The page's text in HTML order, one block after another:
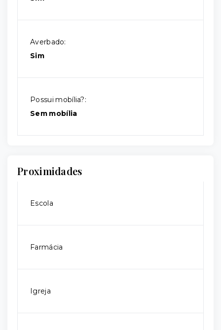
Averbado:
Sim
Possui mobília?:
Sem mobília
Proximidades
Escola
Farmácia
Igreja